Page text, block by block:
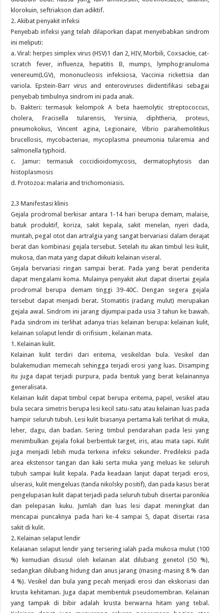
klorokuin, seftriakson dan adiktif.
2. Akibat penyakit infeksi
Penyebab infeksi yang telah dilaporkan dapat menyebabkan sindrom
ini meliputi:
a. Viral: herpes simplex virus (HSV)1 dan 2, HIV, Morbili, Coxsackie, cat-
scratch fever, influenza, hepatitis B, mumps, lymphogranuloma
venereum(LGV), mononucleosis infeksiosa, Vaccinia rickettsia dan
variola. Epstein-Barr virus and enteroviruses diidentifikasi sebagai
penyebab timbulnya sindrom ini pada anak.
b. Bakteri: termasuk kelompok A beta haemolytic streptococcus,
cholera, Fracisella tularensis, Yersinia, diphtheria, proteus,
pneumokokus, Vincent agina, Legionaire, Vibrio parahemolitikus
brucellosis, mycobacteriae, mycoplasma pneumonia tularemia and
salmonella typhoid.
c. Jamur: termasuk coccidioidomycosis, dermatophytosis dan
histoplasmosis
d. Protozoa: malaria and trichomoniasis.
2.3 Manifestasi klinis
Gejala prodromal berkisar antara 1-14 hari berupa demam, malaise,
batuk produktif, koriza, sakit kepala, sakit menelan, nyeri dada,
muntah, pegal otot dan artralgia yang sangat bervariasi dalam derajat
berat dan kombinasi gejala tersebut. Setelah itu akan timbul lesi kulit,
mukosa, dan mata yang dapat diikuiti kelainan viseral.
Gejala bervariasi ringan sampai berat. Pada yang berat penderita
dapat mengalami koma. Mulainya penyakit akut dapat disertai gejala
prodromal berupa demam tinggi 39-40C. Dengan segera gejala
tersebut dapat menjadi berat. Stomatitis (radang mulut) merupakan
gejala awal. Sindrom ini jarang dijumpai pada usia 3 tahun ke bawah.
Pada sindrom ini terlihat adanya trias kelainan berupa: kelainan kulit,
kelainan solaput lendir di orifisium , kelainan mata.
1. Kelainan kulit.
Kelainan kulit terdiri dari eritema, vesikeldan bula. Vesikel dan
bulakemudian memecah sehingga terjadi erosi yang luas. Disamping
itu juga dapat terjadi purpura, pada bentuk yang berat kelainannya
generalisata.
Kelainan kulit dapat timbul cepat berupa eritema, papel, vesikel atau
bula secara simetris berupa lesi kecil satu-satu atau kelainan luas pada
hampir seluruh tubuh. Lesi kulit biasanya pertama kali terlihat di muka,
leher, dagu, dan badan. Sering timbul pendarahan pada lesi yang
menimbulkan gejala fokal berbentuk target, iris, atau mata sapi. Kulit
juga menjadi lebih muda terkena infeksi sekunder. Predileksi pada
area ekstensor tangan dan kaki serta muka yang meluas ke seluruh
tubuh sampai kulit kepala. Pada keadaan lanjut dapat terjadi erosi,
ulserasi, kulit mengeluas (tanda nikolsky positif), dan pada kasus berat
pengelupasan kulit dapat terjadi pada seluruh tubuh disertai paronikia
dan pelepasan kuku. Jumlah dan luas lesi dapat meningkat dan
mencapai puncaknya pada hari ke-4 sampai 5, dapat disertai rasa
sakit di kulit.
2. Kelainan selaput lendir
Kelaianan selaput lendir yang tersering ialah pada mukosa mulut (100
%) kemudian disusul oleh kelainan alat dilubang genetol (50 %),
sedangkan dilubang hidung dan anus jarang (masing-masing 8 % dan
4 %). Vesikel dan bula yang pecah menjadi erosi dan ekskoriasi dan
krusta kehitaman. Juga dapat membentuk pseudomembran. Kelainan
yang tampak di bibir adalah krusta berwarna hitam yang tebal.